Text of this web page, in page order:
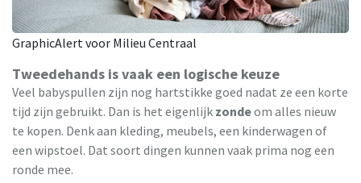
GraphicAlert voor Milieu Centraal
Tweedehands is vaak een logische keuze
Veel babyspullen zijn nog hartstikke goed nadat ze een korte
tijd zijn gebruikt. Dan is het eigenlijk zondeom alles nieuw
te kopen. Denk aan kleding, meubels, een kinderwagen of
een wipstoel. Dat soort dingen kunnen vaak prima nog een
ronde mee.